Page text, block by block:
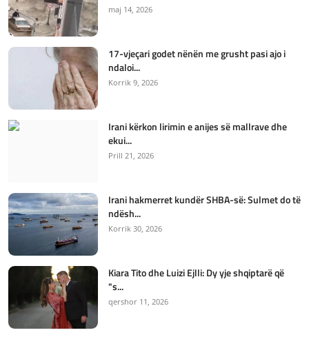
maj 14, 2026
17-vjeçari godet nënën me grusht pasi ajo i
ndaloi...
Korrik 9, 2026
Irani kërkon lirimin e anijes së mallrave dhe
ekui...
Prill 21, 2026
Irani hakmerret kundër SHBA-së: Sulmet do të
ndësh...
Korrik 30, 2026
Kiara Tito dhe Luizi Ejlli: Dy yje shqiptarë që
"s...
qershor 11, 2026